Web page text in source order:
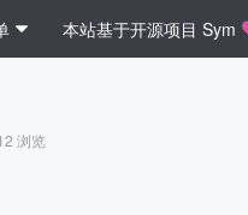
本站基于开源项目 Sym
浏览